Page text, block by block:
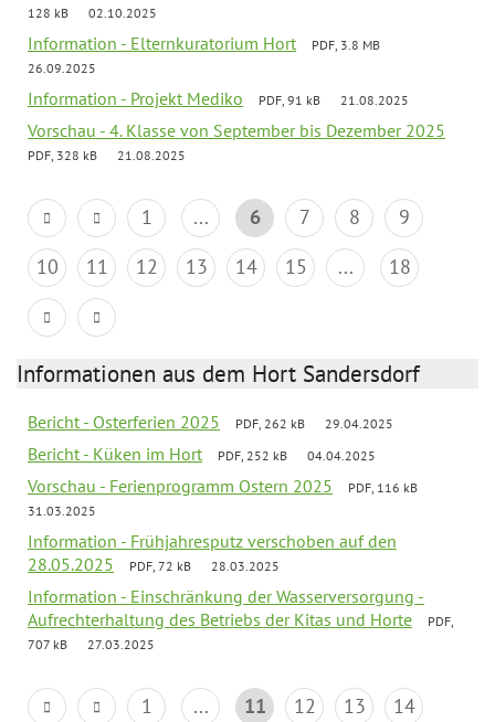
128 kB
02.10.2025
Information - Elternkuratorium Hort
PDF, 3.8 MB
26.09.2025
Information - Projekt Mediko PDF, 91 kB 21.08.2025
Vorschau - 4. Klasse von September bis Dezember 2025
PDF, 328 kB 21.08.2025
1 ... 6 7 8
9
10
11 12 13 14 15 ... 18
Informationen aus dem Hort Sandersdorf
Bericht - Osterferien 2025 PDF, 262 kB 29.04.2025
Bericht - Küken im Hort PDF, 252 kB 04.04.2025
Vorschau - Ferienprogramm Ostern 2025
PDF, 116 kB
31.03.2025
Information - Frühjahresputz verschoben auf den
28.05.2025
PDF, 72 kB 28.03.2025
Information - Einschränkung der Wasserversorgung -
Aufrechterhaltung des Betriebs der Kitas und Horte
PDF,
707 kB
27.03.2025
1 ... 11 12 13
14